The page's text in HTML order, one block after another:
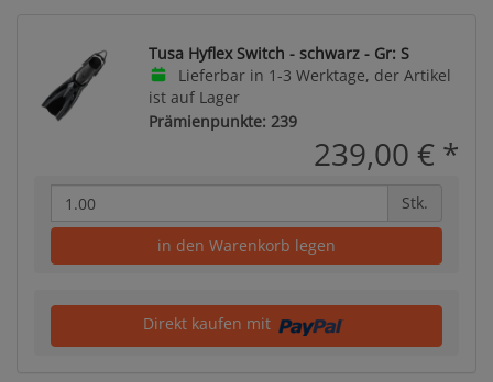
Tusa Hyflex Switch - schwarz - Gr: S
Lieferbar in 1-3 Werktage, der Artikel
ist auf Lager
Prämienpunkte: 239
239,00 € *
Stk.
in den Warenkorb legen
Direkt kaufen mit